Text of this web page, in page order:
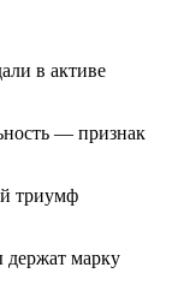
в активе
— признак
триумф
держат марку